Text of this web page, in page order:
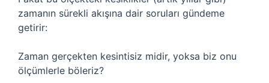
zamanın sürekli akışına dair soruları gündeme
getirir:
Zaman gerçekten kesintisiz midir, yoksa biz onu
ölçümlerle böleriz?